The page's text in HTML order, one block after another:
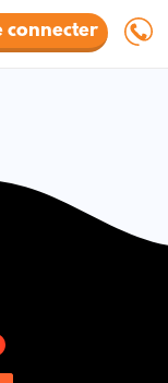
connecter